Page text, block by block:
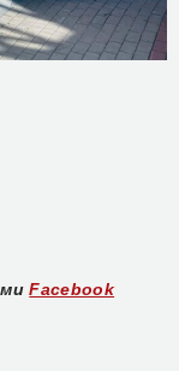
Facebook